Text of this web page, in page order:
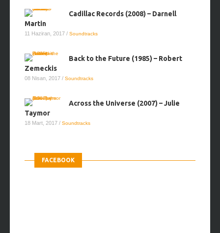
Cadillac Records (2008) – Darnell
Martin
11 Haziran, 2017 / Soundtracks
Back to the Future (1985) – Robert
Zemeckis
08 Nisan, 2017 / Soundtracks
Across the Universe (2007) – Julie
Taymor
18 Mart, 2017 / Soundtracks
FACEBOOK